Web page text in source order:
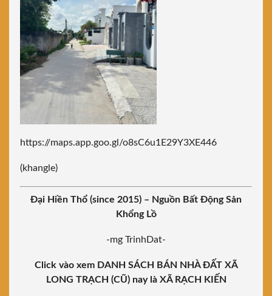
https://maps.app.goo.gl/o8sC6u1E29Y3XE446
(khangle)
Đại Hiền Thổ (since 2015) – Nguồn Bất Động Sản
Khổng Lồ
-mg TrinhDat-
Click vào xem DANH SÁCH BÁN NHÀ ĐẤT XÃ
LONG TRẠCH (CŨ) nay là XÃ RẠCH KIẾN